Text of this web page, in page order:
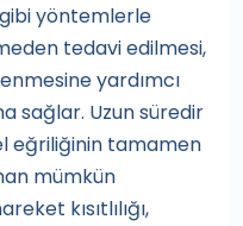
yöntemlerle
tedavi edilmesi,
yardımcı
sağlar. Uzun süredir
eğriliğinin tamamen
mümkün
kısıtlılığı,